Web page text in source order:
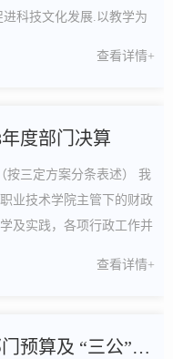
科技文化发展.以教学为
查看详情+
度部门决算
按三定方案分条表述） 我
业技术学院主管下的财政
及实践，各项行政工作并
查看详情+
遵义职业技术学院2019年部门预算及 “三公”经费预算信息